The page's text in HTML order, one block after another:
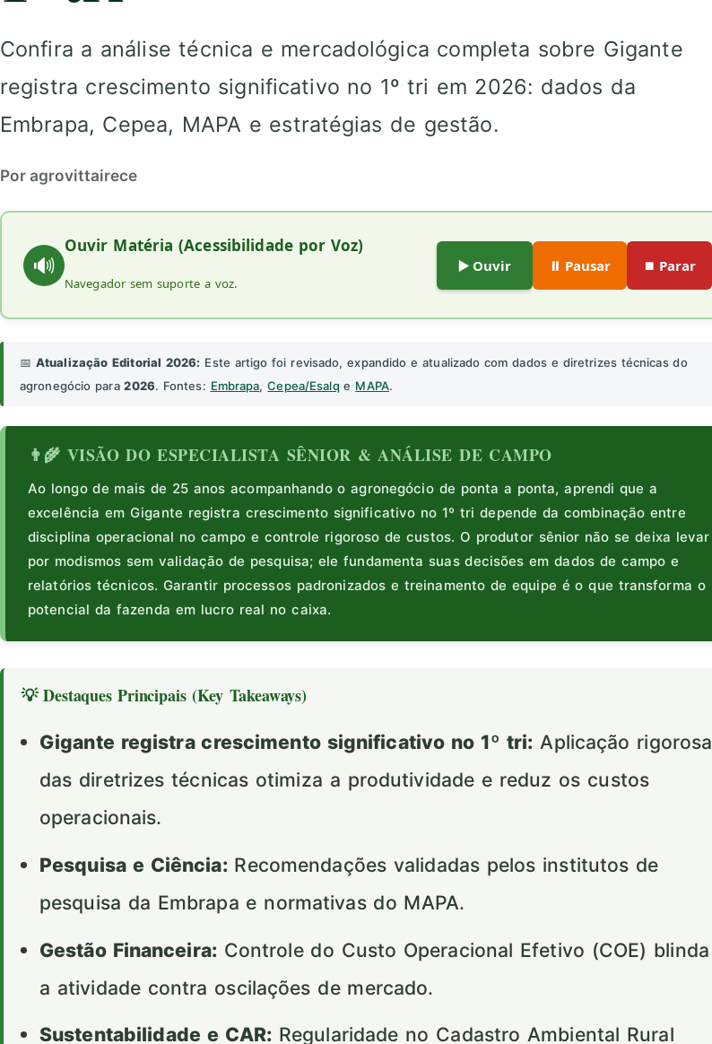
Confira a análise técnica e mercadológica completa sobre Gigante
registra crescimento significativo no 1º tri em 2026: dados da
Embrapa, Cepea, MAPA e estratégias de gestão.
Por agrovittairece
🔊
Ouvir Matéria (Acessibilidade por Voz)
Navegador sem suporte a voz.
▶️ Ouvir ⏸️ Pausar ⏹️ Parar
📅 Atualização Editorial 2026: Este artigo foi revisado, expandido e atualizado com dados e diretrizes técnicas do
agronegócio para2026. Fontes: Embrapa,Cepea/Esalq e MAPA.
👨‍🌾 VISÃO DO ESPECIALISTA SÊNIOR & ANÁLISE DE CAMPO
Ao longo de mais de 25 anos acompanhando o agronegócio de ponta a ponta, aprendi que a
excelência em Gigante registra crescimento significativo no 1º tri depende da combinação entre
disciplina operacional no campo e controle rigoroso de custos. O produtor sênior não se deixa levar
por modismos sem validação de pesquisa; ele fundamenta suas decisões em dados de campo e
relatórios técnicos. Garantir processos padronizados e treinamento de equipe é o que transforma o
potencial da fazenda em lucro real no caixa.
💡 Destaques Principais (Key Takeaways)
Gigante registra crescimento significativo no 1º tri: Aplicação rigorosa
das diretrizes técnicas otimiza a produtividade e reduz os custos
operacionais.
Pesquisa e Ciência:Recomendações validadas pelos institutos de
pesquisa da Embrapa e normativas do MAPA.
Gestão Financeira:Controle do Custo Operacional Efetivo (COE) blinda
a atividade contra oscilações de mercado.
Sustentabilidade e CAR: Regularidade no Cadastro Ambiental Rural